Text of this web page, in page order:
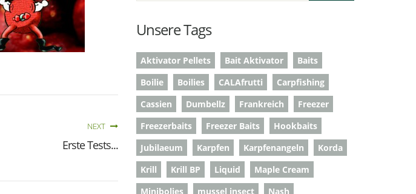
NEXT
Erste Tests...
Unsere Tags
Aktivator Pellets Bait Aktivator
Baits
Boilie
Boilies CALAfrutti
Carpfishing
Cassien
Dumbellz Frankreich
Freezer
Freezerbaits
Freezer Baits
Hookbaits
Jubilaeum
Karpfen Karpfenangeln
Korda
Krill
Krill BP Liquid
Maple Cream
Minibolies
mussel insect
Nash